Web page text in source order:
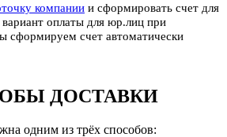
компании и сформировать счет для
оплаты для юр.лиц при
сформируем счет автоматически
ДОСТАВКИ
одним из трёх способов: